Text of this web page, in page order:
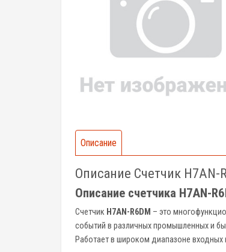
Описание
Описание Счетчик H7AN-
Описание счетчика H7AN-
Счетчик H7AN-R6DM – это
событий в различных промышленных и
Работает в широком диапазоне входных